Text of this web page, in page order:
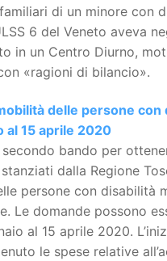
di un minore con
6 del Veneto aveva
in un Centro Diurno,
«ragioni di bilancio».
delle persone con
al 15 aprile 2020
bando per
dalla Regione
persone con disabilità
Le domande possono
al 15 aprile 2020.
le spese relative